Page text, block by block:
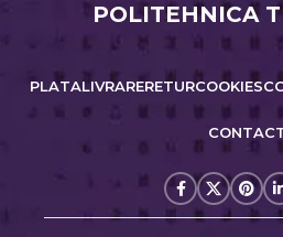
POLITEHNICA
PLATALIVRARERETURCOOKIES